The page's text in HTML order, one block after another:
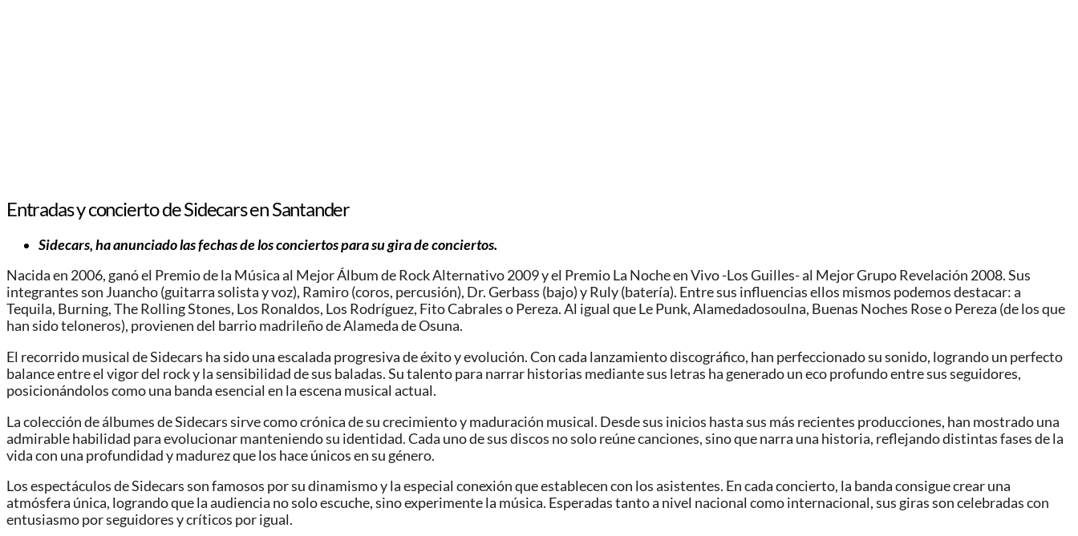
Entradas y concierto de Sidecars en Santander
Sidecars, ha anunciado las fechas de los conciertos para su gira de conciertos.
Nacida en 2006, ganó el Premio de la Música al Mejor Álbum de Rock Alternativo 2009 y el Premio La Noche en Vivo -Los Guilles- al Mejor Grupo Revelación 2008. Sus
integrantes son Juancho (guitarra solista y voz), Ramiro (coros, percusión), Dr. Gerbass (bajo) y Ruly (batería). Entre sus influencias ellos mismos podemos destacar: a
Tequila, Burning, The Rolling Stones, Los Ronaldos, Los Rodríguez, Fito Cabrales o Pereza. Al igual que Le Punk, Alamedadosoulna, Buenas Noches Rose o Pereza (de los que
han sido teloneros), provienen del barrio madrileño de Alameda de Osuna.
El recorrido musical de Sidecars ha sido una escalada progresiva de éxito y evolución. Con cada lanzamiento discográfico, han perfeccionado su sonido, logrando un perfecto
balance entre el vigor del rock y la sensibilidad de sus baladas. Su talento para narrar historias mediante sus letras ha generado un eco profundo entre sus seguidores,
posicionándolos como una banda esencial en la escena musical actual.
La colección de álbumes de Sidecars sirve como crónica de su crecimiento y maduración musical. Desde sus inicios hasta sus más recientes producciones, han mostrado una
admirable habilidad para evolucionar manteniendo su identidad. Cada uno de sus discos no solo reúne canciones, sino que narra una historia, reflejando distintas fases de la
vida con una profundidad y madurez que los hace únicos en su género.
Los espectáculos de Sidecars son famosos por su dinamismo y la especial conexión que establecen con los asistentes. En cada concierto, la banda consigue crear una
atmósfera única, logrando que la audiencia no solo escuche, sino experimente la música. Esperadas tanto a nivel nacional como internacional, sus giras son celebradas con
entusiasmo por seguidores y críticos por igual.